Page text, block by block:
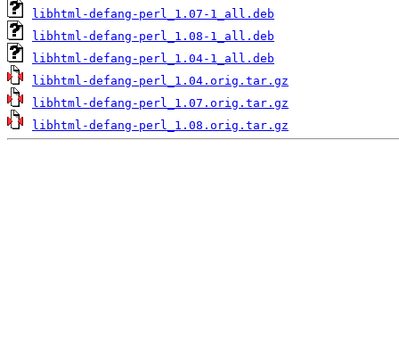
libhtml-defang-perl_1.07-1_all.deb
libhtml-defang-perl_1.08-1_all.deb
libhtml-defang-perl_1.04-1_all.deb
libhtml-defang-perl_1.04.orig.tar.gz
libhtml-defang-perl_1.07.orig.tar.gz
libhtml-defang-perl_1.08.orig.tar.gz